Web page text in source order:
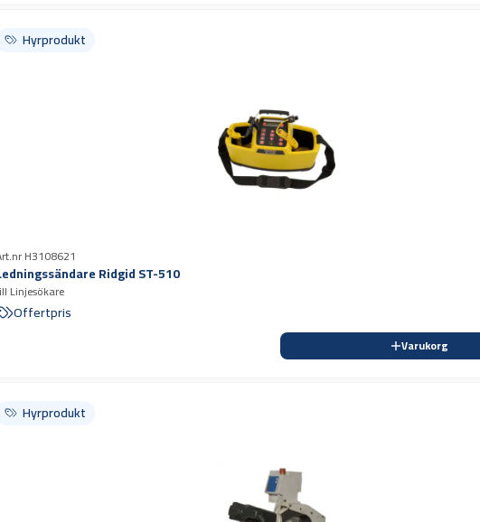
Hyrprodukt
H3108621
Ridgid ST-510
Linjesökare
Offertpris
Varukorg
Hyrprodukt